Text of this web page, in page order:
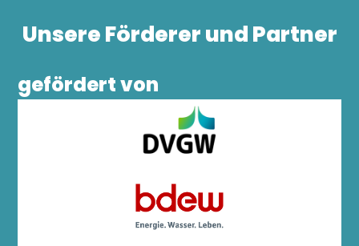
Unsere Förderer und Partner
gefördert von